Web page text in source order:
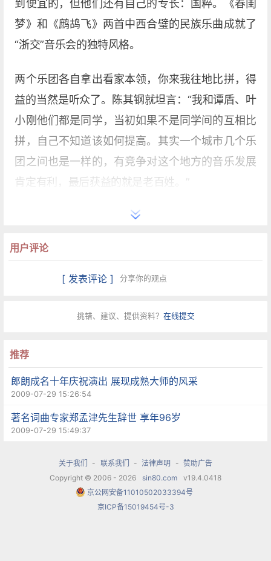
到便宜的，但他们还有自己的专长：国粹。《春闺
梦》和《鹧鸪飞》两首中西合璧的民族乐曲成就了
“浙交”音乐会的独特风格。
两个乐团各自拿出看家本领，你来我往地比拼，得
益的当然是听众了。陈其钢就坦言：“我和谭盾、叶
小刚他们都是同学，当初如果不是同学间的互相比
拼，自己不知道该如何提高。其实一个城市几个乐
团之间也是一样的，有竞争对这个地方的音乐发展
肯定有利，最后获益的就是老百姓。”
“杭爱”的团员们也将于今晚观摩这个兄弟乐团，也
就赶来看“预演”了。在昨晚的首演结束后，邓金 山
接受了记者的采访，他表示杭州的这两支乐团完全
演出很成功，真的非常棒。而且我也看到了我们杭
爱’是刚成立的乐团，乐手都十分年轻，而‘浙交’的团
员们每一个都是身经百战的老手了，他们身上那种
乐手自身的积累的确是浙江交响乐团团员们引以为
豪的东西，“浙交”外联部主任陈耿在接受记者采访
时很自豪地说：“我们的每个乐手对这个乐团都充满
感情和责任感，这种凝聚力是新乐团无法比拟的。”
用户评论
[ 发表评论 ] 分享你的观点
挑错、建议、提供资料？ 在线提交
推荐
郎朗成名十年庆祝演出 展现成熟大师的风采
2009-07-29 15:26:54
著名词曲专家郑孟津先生辞世 享年96岁
2009-07-29 15:49:37
关于我们 - 联系我们 - 法律声明 - 赞助广告
Copyright © 2006 - 2026
sin80.com
v19.4.0418
京公网安备11010502033394号
京ICP备15019454号-3